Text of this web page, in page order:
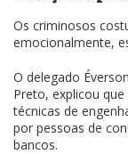
Os criminosos
emocionalmente,
O delegado
Preto, explicou
técnicas de
por pessoas de
bancos.